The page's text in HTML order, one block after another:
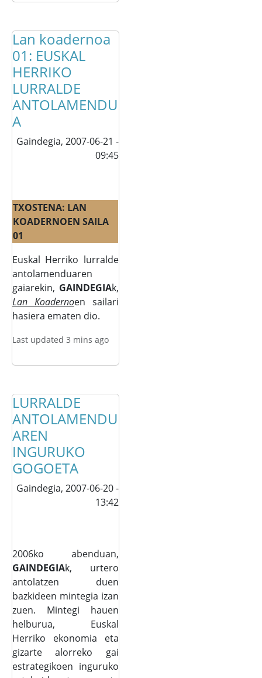
Lan koadernoa
01: EUSKAL
HERRIKO
LURRALDE
ANTOLAMENDU
A
Gaindegia, 2007-06-21 -
09:45
TXOSTENA: LAN
KOADERNOEN SAILA
01
Euskal Herriko lurralde
antolamenduaren
gaiarekin, GAINDEGIAk,
Lan Koadernoen sailari
hasiera ematen dio.
Last updated 3 mins ago
LURRALDE
ANTOLAMENDU
AREN
INGURUKO
GOGOETA
Gaindegia, 2007-06-20 -
13:42
2006ko abenduan,
GAINDEGIAk, urtero
antolatzen duen
bazkideen mintegia izan
zuen. Mintegi hauen
helburua, Euskal
Herriko ekonomia eta
gizarte alorreko gai
estrategikoen inguruko